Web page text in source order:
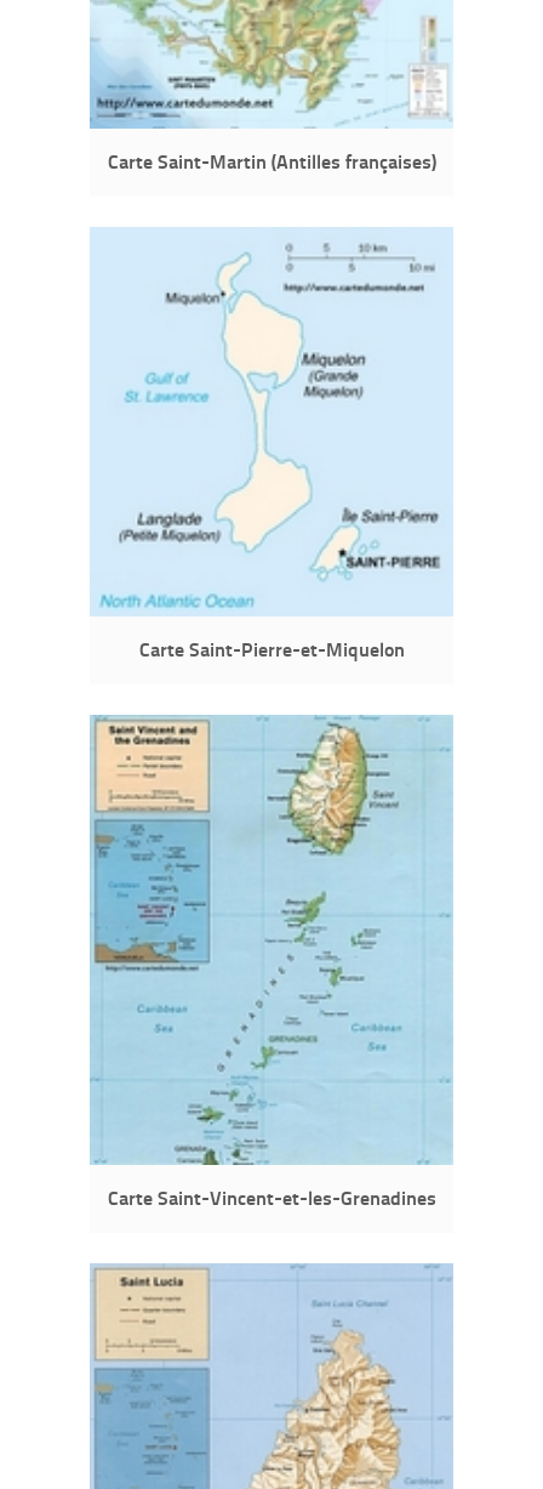
Carte Saint-Martin (Antilles françaises)
Carte Saint-Pierre-et-Miquelon
Carte Saint-Vincent-et-les-Grenadines